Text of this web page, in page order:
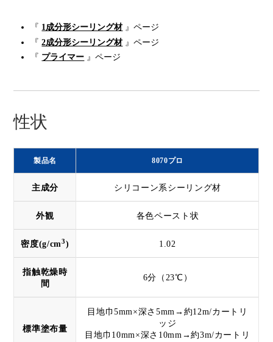
『 1成分形シーリング材』ページ
『2成分形シーリング材』ページ
『 プライマー 』ページ
性状
製品名 8070プロ
主成分 シリコーン系シーリング材
外観 各色ペースト状
密度(g/cm3) 1.02
指触乾燥時
間
6分（23℃）
標準塗布量
目地巾5mm×深さ5mm→約12m/カートリ
ッジ
目地巾10mm×深さ10mm→約3m/カートリ